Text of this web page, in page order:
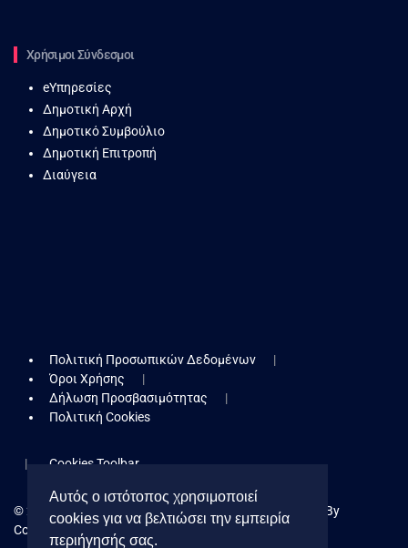
Χρήσιμοι Σύνδεσμοι
eΥπηρεσίες
Δημοτική Αρχή
Δημοτικό Συμβούλιο
Δημοτική Επιτροπή
Διαύγεια
Πολιτική Προσωπικών Δεδομένων
Όροι Χρήσης
Δήλωση Προσβασιμότητας
Πολιτική Cookies
Cookies Toolbar
© 2026 Δήμος Κερατσινίου - Δραπετσώνας. Powered By
Collectives S.A.
Αυτός ο ιστότοπος χρησιμοποιεί
cookies για να βελτιώσει την εμπειρία
περιήγησής σας.